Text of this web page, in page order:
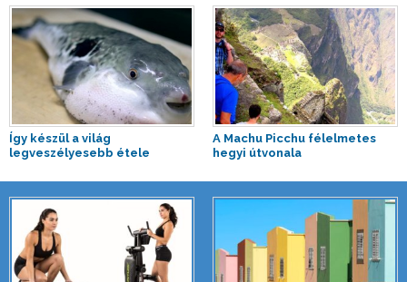
Így készül a világ
legveszélyesebb étele
A Machu Picchu félelmetes
hegyi útvonala